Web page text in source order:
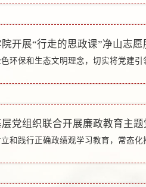
党组织联合开展廉政教育主题